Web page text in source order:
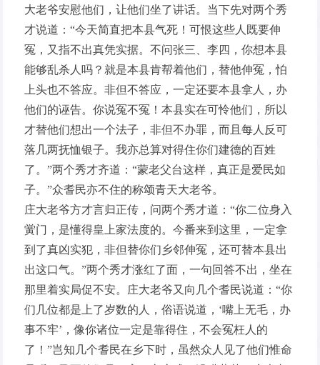
大老爷安慰他们，让他们坐了讲话。当下先对两个秀
才说道：“今天简直把本县气死！可恨这些人既要伸
冤，又指不出真凭实据。不问张三、李四，你想本县
能够乱杀人吗？就是本县肯帮着他们，替他伸冤，怕
上头也不答应。非但不答应，一定还要本县拿人，办
他们的诬告。你说冤不冤！本县实在可怜他们，所以
才替他们想出一个法子，非但不办罪，而且每人反可
落几两抚恤银子。我亦总算对得住你们建德的百姓
了。”两个秀才齐道：“蒙老父台这样，真正是爱民如
子。”众耆民亦不住的称颂青天大老爷。
庄大老爷方才言归正传，问两个秀才道：“你二位身入
黉门，是懂得皇上家法度的。今番来到这里，一定拿
到了真凶实犯，非但替你们乡邻伸冤，还可替本县出
出这口气。”两个秀才涨红了面，一句回答不出，坐在
那里着实局促不安。庄大老爷又向几个耆民说道：“你
们几位都是上了岁数的人，俗语说道，‘嘴上无毛，办
事不牢’，像你诸位一定是靠得住，不会冤枉人的
了！”岂知几个耆民在乡下时，虽然众人见了他们惟命